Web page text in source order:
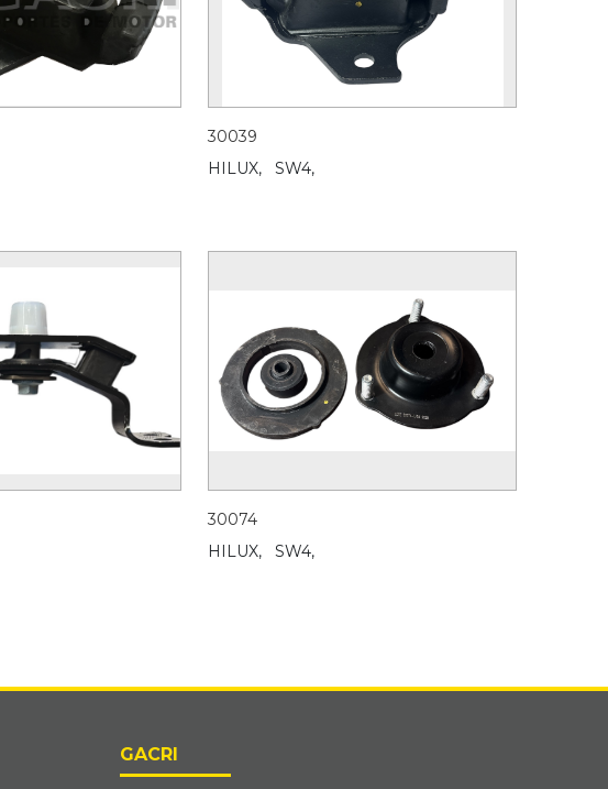
30039
HILUX,
SW4,
30074
HILUX,
SW4,
GACRI